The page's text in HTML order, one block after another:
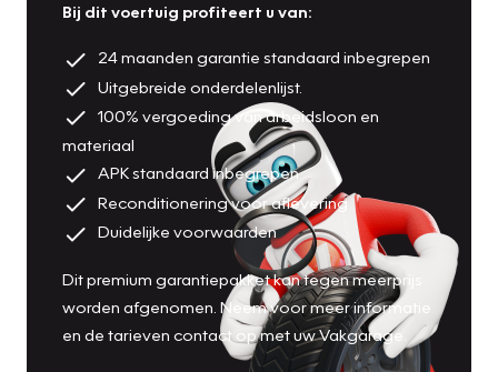
Bij dit voertuig profiteert u van:
24 maanden garantie standaard inbegrepen
Uitgebreide onderdelenlijst.
100% vergoeding van arbeidsloon en
materiaal
APK standaard inbegrepen
Reconditionering voor aflevering
Duidelijke voorwaarden
Dit premium garantiepakket kan tegen meerprijs
worden afgenomen. Neem voor meer informatie
en de tarieven contact op met uw Vakgarage.